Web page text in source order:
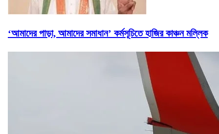
‘আমাদের পাড়া, আমাদের সমাধান’ কর্মসূচিতে হাজির কাঞ্চন মল্লিক